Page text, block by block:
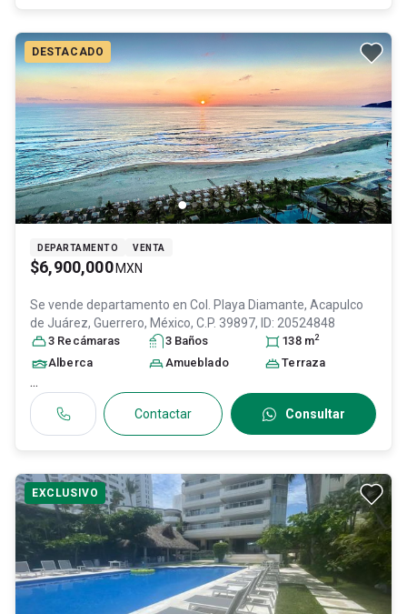
DESTACADO
DEPARTAMENTO VENTA
$6,900,000 MXN
Se vende departamento en Col. Playa Diamante, Acapulco
de Juárez, Guerrero, México, C.P. 39897, ID: 20524848
3 Recámaras 3 Baños 138 m2
Alberca Amueblado Terraza
...
Contactar Consultar
EXCLUSIVO